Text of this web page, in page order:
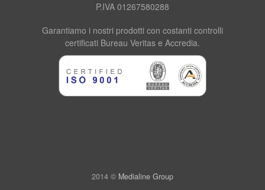
P.IVA 01267580288
Garantiamo i nostri prodotti con costanti controlli
certificati Bureau Veritas e Accredia.
2014 © Medialine Group